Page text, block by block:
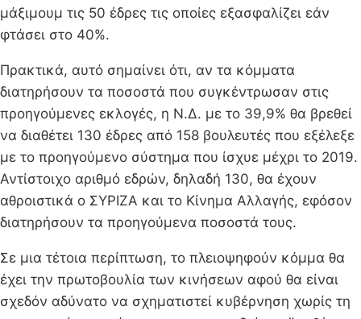
μάξιμουμ τις 50 έδρες τις οποίες εξασφαλίζει εάν
φτάσει στο 40%.
Πρακτικά, αυτό σημαίνει ότι, αν τα κόμματα
διατηρήσουν τα ποσοστά που συγκέντρωσαν στις
προηγούμενες εκλογές, η Ν.Δ. με το 39,9% θα βρεθεί
να διαθέτει 130 έδρες από 158 βουλευτές που εξέλεξε
με το προηγούμενο σύστημα που ίσχυε μέχρι το 2019.
Αντίστοιχο αριθμό εδρών, δηλαδή 130, θα έχουν
αθροιστικά ο ΣΥΡΙΖΑ και το Κίνημα Αλλαγής, εφόσον
διατηρήσουν τα προηγούμενα ποσοστά τους.
Σε μια τέτοια περίπτωση, το πλειοψηφούν κόμμα θα
έχει την πρωτοβουλία των κινήσεων αφού θα είναι
σχεδόν αδύνατο να σχηματιστεί κυβέρνηση χωρίς τη